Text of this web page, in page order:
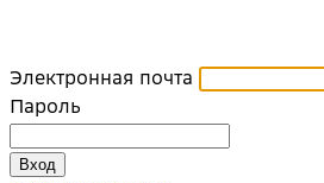
Электронная почта
Пароль